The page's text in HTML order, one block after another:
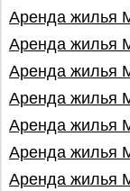
Аренда жилья
Аренда жилья
Аренда жилья
Аренда жилья
Аренда жилья
Аренда жилья
Аренда жилья